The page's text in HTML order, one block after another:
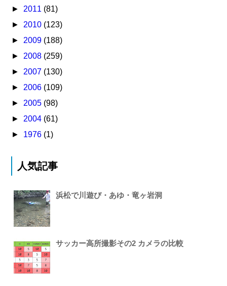
► 2011 (81)
► 2010 (123)
► 2009 (188)
► 2008 (259)
► 2007 (130)
► 2006 (109)
► 2005 (98)
► 2004 (61)
► 1976 (1)
人気記事
浜松で川遊び・あゆ・竜ヶ岩洞
サッカー高所撮影その2 カメラの比較